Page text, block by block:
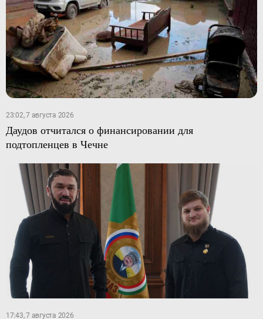
23:02, 7 августа 2026
Даудов отчитался о финансировании для
подтопленцев в Чечне
17:43, 7 августа 2026